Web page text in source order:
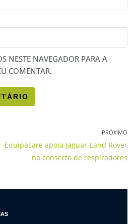
NESTE NAVEGADOR PARA A
COMENTAR.
PRÓXIMO
Equipacare apoia Jaguar-Land Rover
no conserto de respiradores